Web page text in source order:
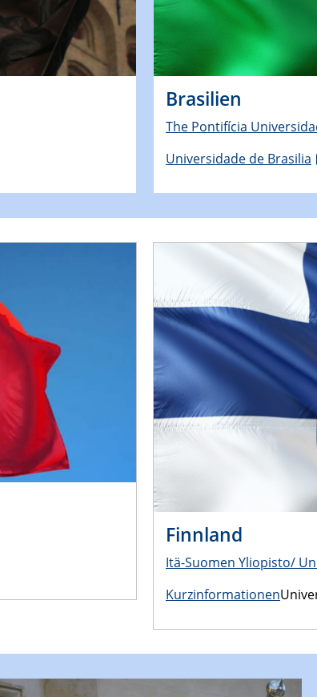
Brasilien
The Pontifícia
Universidade de Brasilia
Finnland
Itä-Suomen Yliopisto/
Kurzinformationen